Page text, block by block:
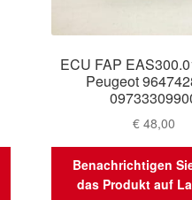
ECU FAP
Peugeot
€48,00
Benachrichtigen
das Produkt auf